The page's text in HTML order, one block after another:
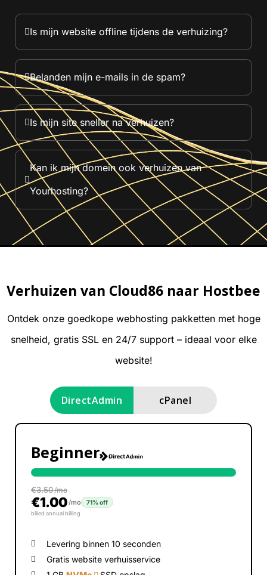
Is mijn website offline tijdens de verhuizing?
Belanden mijn e-mails in de spam?
Is mijn site sneller na verhuizen?
Kan ik mijn domein ook verhuizen van
Yourhosting?
Verhuizen van Cloud86 naar Hostbee
Ontdek onze goedkope webhosting pakketten met hoge
snelheid, gratis SSL en 24/7 support – ideaal voor elke
website!
DirectAdmin cPanel
Beginner
€3.50/mo
€1.00 /mo 71% off
billed annual billing
Levering binnen 10 seconden
Gratis website verhuisservice